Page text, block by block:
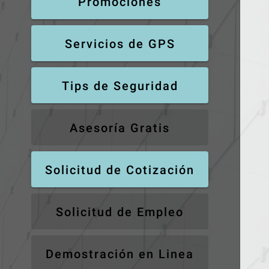
Servicios de GPS
Tips de Seguridad
Asesoría Gratis
Solicitud de Cotización
Solicitud de Empleo
Demostración en Linea